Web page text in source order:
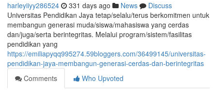
harleyiiyy286524 331 days ago News
Discuss
Universitas Pendidikan Jaya tetap/selalu/terus berkomitmen untuk
membangun generasi muda/siswa/mahasiswa yang cerdas
dan/juga/serta berintegritas. Melalui program/sistem/fasilitas
pendidikan yang
https://emiliapyqq995274.59bloggers.com/36499145/universitas-
pendidikan-jaya-membangun-generasi-cerdas-dan-berintegritas
Comments
Who Upvoted